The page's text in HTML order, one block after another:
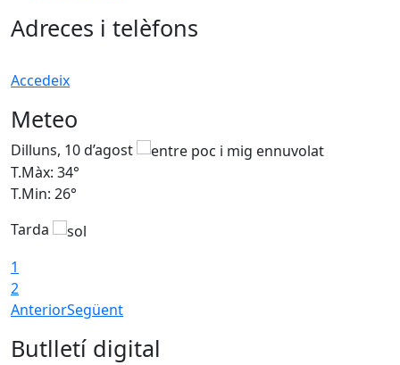
Adreces i telèfons
Accedeix
Meteo
Dilluns, 10 d’agost
T.Màx: 34°
T.Min: 26°
Tarda
1
2
AnteriorSegüent
Butlletí digital